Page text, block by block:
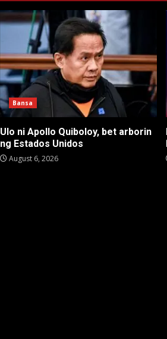
Bansa
Ulo ni Apollo Quiboloy, bet arborin
ng Estados Unidos
August 6, 2026